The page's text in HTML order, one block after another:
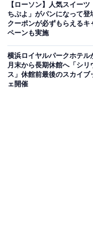
シャウステーキ1枚とシャウ
価格は販売店によって
【ローソン】人気スイーツ
ちぷよ」がパンになって登
クーポンが必ずもらえるキ
ペーンも実施
横浜ロイヤルパークホテル
月末から長期休館へ「シリ
ス」休館前最後のスカイブ
ェ開催